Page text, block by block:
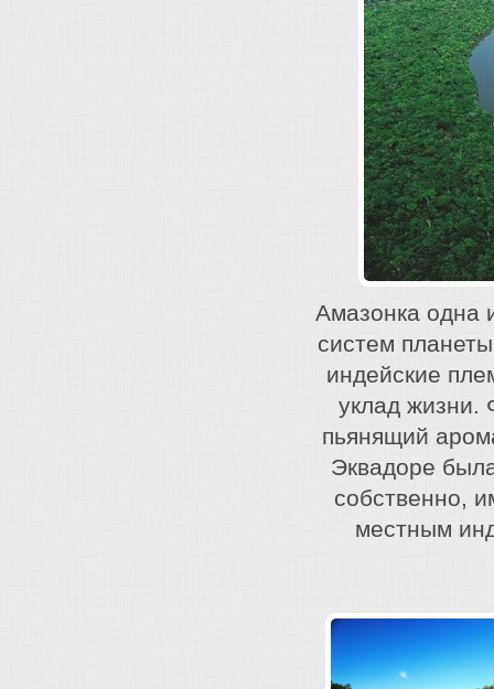
Амазонка одна
систем
индейские
уклад жизни.
пьянящий
Эквадоре
собственно,
местным